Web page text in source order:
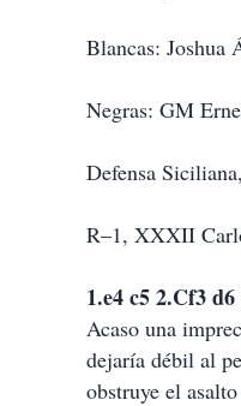
Blancas: Joshua
Negras: GM
Defensa
R–1, XXXII
1.e4 c5 2.Cf3
Acaso una
dejaría débil al
obstruye el